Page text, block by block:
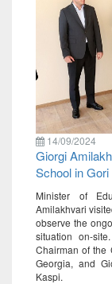
14/09/2024
Giorgi
School in Gori
Minister of
Amilakhvari
observe the
situation on-
Chairman of the
Georgia, and
Kaspi.